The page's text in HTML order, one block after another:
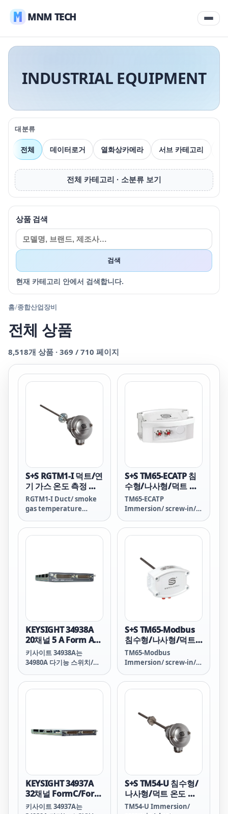
MNM TECH
INDUSTRIAL EQUIPMENT
대분류
전체 데이터로거 열화상카메라 서브 카테고리
전체 카테고리 · 소분류 보기
상품 검색
검색
현재 카테고리 안에서 검색합니다.
홈/종합산업장비
전체 상품
8,518개 상품 · 369 / 710 페이지
S+S RGTM1-I 덕트/연
기 가스 온도 측정 변
환기
RGTM1-I Duct/ smoke
gas temperature
S+S TM65-ECATP 침
수형/나사형/덕트 온
도 측정 변환기
TM65-ECATP
Immersion/ screw-in/
measuring transducer
KEYSIGHT 34938A
20채널 5 A Form A
스위치(34980A용)
키사이트 34938A는
34980A 다기능 스위치/측
위치 모듈입니다. 이 모듈
에는 20개의 독립적인
테스트 대상 제품에 전력을
성화하는 데 사용됩니다.
30 VDC/250 VAC, 5 A 접촉
부가 단일 채널에서 최대
150 W를 처리할 수 있습니
다. 이는 많은 전력 라인 스
S+S TM65-Modbus
침수형/나사형/덕트
온도 측정 변환기
TM65-Modbus
Immersion/ screw-in/
measuring transducer
KEYSIGHT 34937A
32채널 FormC/Form
A 범용 스위치
키사이트 34937A는
S+S TM54-U 침수형/
나사형/덕트 온도 측
정 변환기
TM54-U Immersion/